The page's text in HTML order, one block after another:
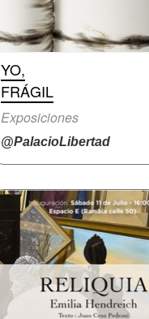
YO,
FRÁGIL
Exposiciones
@PalacioLibertad